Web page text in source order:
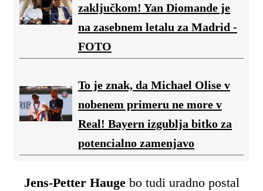
zaključkom! Yan Diomande je
na zasebnem letalu za Madrid -
FOTO
To je znak, da Michael Olise v
nobenem primeru ne more v
Real! Bayern izgublja bitko za
potencialno zamenjavo
Jens-Petter Haugebo tudi uradno postal